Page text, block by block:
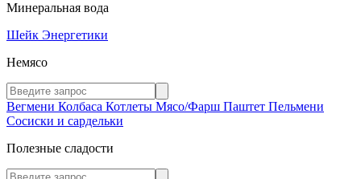
Минеральная вода
Шейк Энергетики
Немясо
Вегмени Колбаса Котлеты Мясо/Фарш Паштет Пельмени
Сосиски и сардельки
Полезные сладости